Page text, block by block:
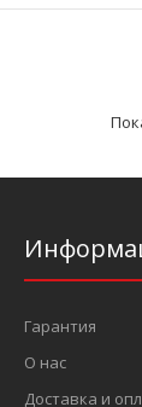
Гарантия
О нас
Доставка и